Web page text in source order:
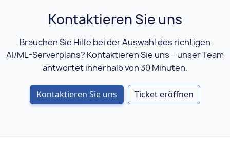
Kontaktieren Sie uns
Brauchen Sie Hilfe bei der Auswahl des richtigen
AI/ML-Serverplans? Kontaktieren Sie uns – unser Team
antwortet innerhalb von 30 Minuten.
Kontaktieren Sie uns Ticket eröffnen